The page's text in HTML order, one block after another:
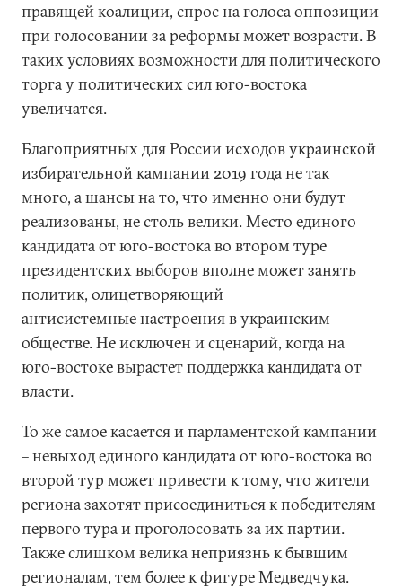
правящей коалиции, спрос на голоса оппозиции
при голосовании за реформы может возрасти. В
таких условиях возможности для политического
торга у политических сил юго-востока
увеличатся.
Благоприятных для России исходов украинской
избирательной кампании 2019 года не так
много, а шансы на то, что именно они будут
реализованы, не столь велики. Место единого
кандидата от юго-востока во втором туре
президентских выборов вполне может занять
политик, олицетворяющий
антисистемные настроения в украинским
обществе. Не исключен и сценарий, когда на
юго-востоке вырастет поддержка кандидата от
власти.
То же самое касается и парламентской кампании
– невыход единого кандидата от юго-востока во
второй тур может привести к тому, что жители
региона захотят присоединиться к победителям
первого тура и проголосовать за их партии.
Также слишком велика неприязнь к бывшим
регионалам, тем более к фигуре Медведчука.